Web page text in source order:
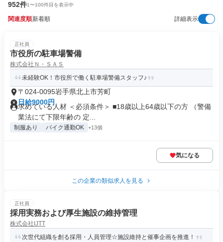
952件1〜100件目を表示中
関連度順新着順 詳細表示
正社員
市役所の駐車場警備
株式会社Ｎ・ＳＡＳ
未経験OK！市役所で働く駐車場警備スタッフ♪
〒024-0095岩手県北上市芳町
日給9000円
求めている人材 ＜必須条件＞ ■18歳以上64歳以下の方 （警備
業法にて下限年齢の 定...
制服あり バイク通勤OK +13個
気になる
この企業の類似求人を見る
正社員
採用実務および厚生施設の維持管理
株式会社IJTT
次世代組織を創る採用・人員管理☆施設維持と催事企画を推進！